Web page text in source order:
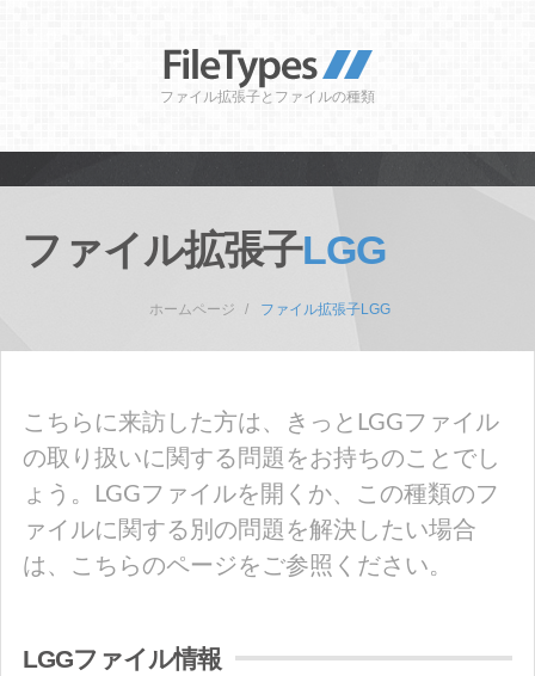
ファイル拡張子とファイルの種類
ファイル拡張子LGG
ホームページ ファイル拡張子LGG
こちらに来訪した方は、きっとLGGファイル
の取り扱いに関する問題をお持ちのことでし
ょう。LGGファイルを開くか、この種類のフ
ァイルに関する別の問題を解決したい場合
は、こちらのページをご参照ください。
LGGファイル情報